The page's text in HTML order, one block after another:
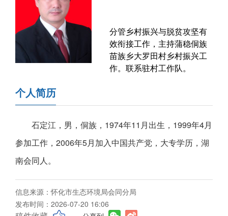
分管乡村振兴与脱贫攻坚有
效衔接工作，主持蒲稳侗族
苗族乡大罗田村乡村振兴工
作。联系驻村工作队。
个人简历
石定江，男，侗族，1974年11月出生，1999年4月
参加工作，2006年5月加入中国共产党，大专学历，湖
南会同人。
信息来源：怀化市生态环境局会同分局
发布时间：2026-07-20 16:06